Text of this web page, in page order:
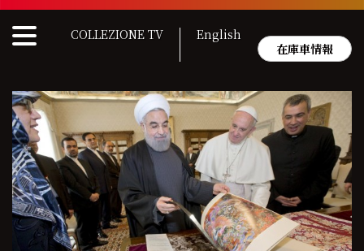
Skip
content
COLLEZIONE TV
English
在庫車情報